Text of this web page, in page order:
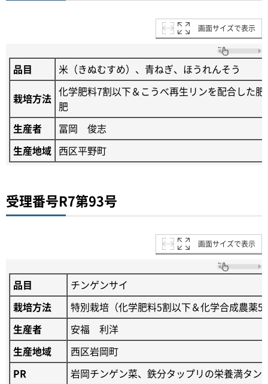
画面サイズで表示
品目 米（きぬむすめ）、青ねぎ、ほうれんそう
栽培方法 化学肥料7割以下＆こうべ再生リンを配合した
肥
生産者
冨岡 俊志
生産地域 西区平野町
受理番号R7第93号
画面サイズで表示
品目
チンゲンサイ
栽培方法
特別栽培（化学肥料5割以下＆化学合成農薬5
生産者
安福 利洋
生産地域
西区岩岡町
PR
岩岡チンゲン菜、鉄分タップリの栄養満タン